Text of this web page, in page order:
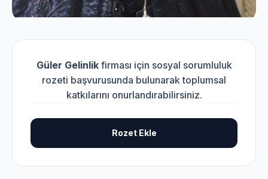
Güler Gelinlikfirması için sosyal sorumluluk
rozeti başvurusunda bulunarak toplumsal
katkılarını onurlandırabilirsiniz.
Rozet Ekle